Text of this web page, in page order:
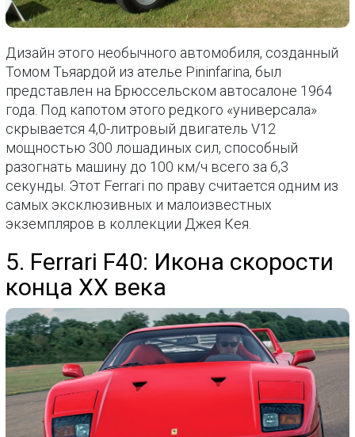
Дизайн этого необычного автомобиля, созданный
Томом Тьяардой из ателье Pininfarina, был
представлен на Брюссельском автосалоне 1964
года. Под капотом этого редкого «универсала»
скрывается 4,0-литровый двигатель V12
мощностью 300 лошадиных сил, способный
разогнать машину до 100 км/ч всего за 6,3
секунды. Этот Ferrari по праву считается одним из
самых эксклюзивных и малоизвестных
экземпляров в коллекции Джея Кея.
5. Ferrari F40: Икона скорости
конца XX века